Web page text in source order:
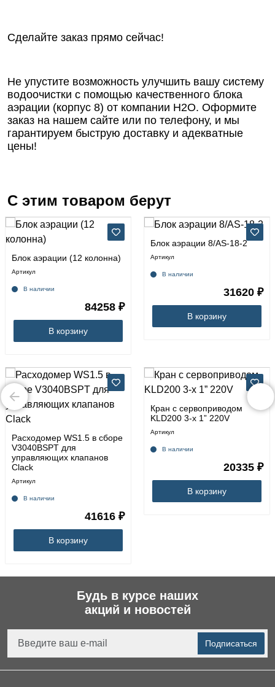
Сделайте заказ прямо сейчас!
Не упустите возможность улучшить вашу систему
водоочистки с помощью качественного блока
аэрации (корпус 8) от компании Н2О. Оформите
заказ на нашем сайте или по телефону, и мы
гарантируем быструю доставку и адекватные
цены!
С этим товаром берут
Блок аэрации (12 колонна)
Артикул
В наличии
84258 ₽
В корзину
Блок аэрации 8/AS-18-2
Артикул
В наличии
31620 ₽
В корзину
Расходомер WS1.5 в сборе
V3040BSPT для
управляющих клапанов
Clack
Артикул
В наличии
41616 ₽
В корзину
Кран с сервоприводом
KLD200 3-х 1” 220V
Артикул
В наличии
20335 ₽
В корзину
Будь в курсе наших
акций и новостей
Подписаться